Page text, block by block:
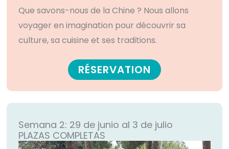
Que savons-nous de la Chine ? Nous allons
voyager en imagination pour découvrir sa
culture, sa cuisine et ses traditions.
RÉSERVATION
Semana 2: 29 de junio al 3 de julio
PLAZAS COMPLETAS